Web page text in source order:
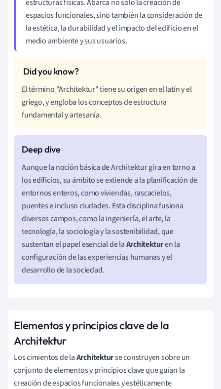
estructuras físicas. Abarca no sólo la creación de
espacios funcionales, sino también la consideración de
la estética, la durabilidad y el impacto del edificio en el
medio ambiente y sus usuarios.
El término "Architektur" tiene su origen en el latín y el
griego, y engloba los conceptos de estructura
fundamental y artesanía.
Aunque la noción básica de Architektur gira en torno a
los edificios, su ámbito se extiende a la planificación de
entornos enteros, como viviendas, rascacielos,
puentes e incluso ciudades. Esta disciplina fusiona
diversos campos, como la ingeniería, el arte, la
tecnología, la sociología y la sostenibilidad, que
sustentan el papel esencial de laArchitekturen la
configuración de las experiencias humanas y el
desarrollo de la sociedad.
Elementos y principios clave de la
Architektur
Los cimientos de laArchitekturse construyen sobre un
conjunto de elementos y principios clave que guían la
creación de espacios funcionales y estéticamente